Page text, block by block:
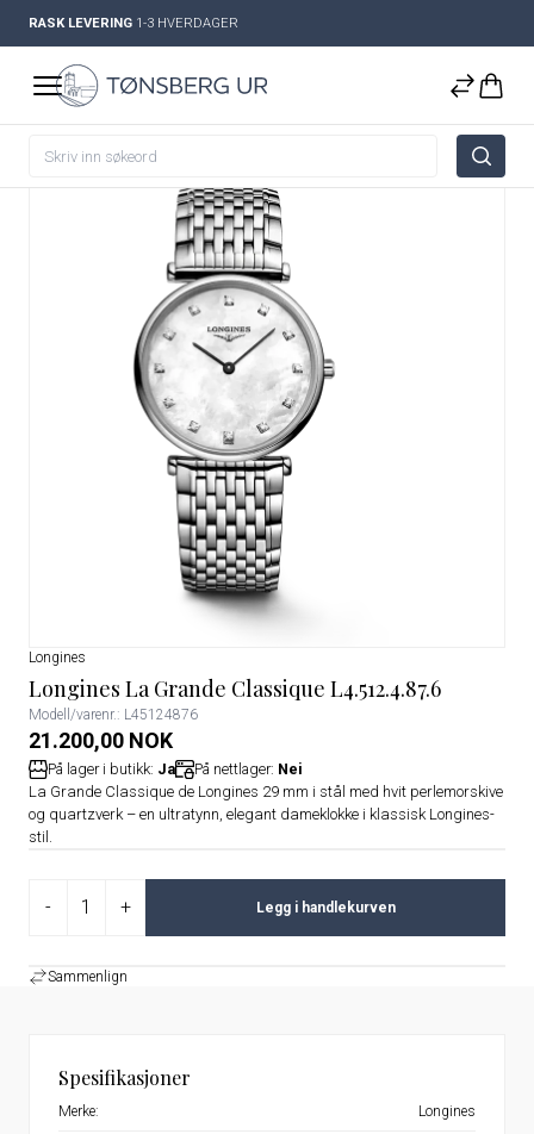
RASK LEVERING 1-3 HVERDAGER
Longines
Longines La Grande Classique L4.512.4.87.6
Modell/varenr.: L45124876
21.200,00 NOK
På lager i butikk: Ja På nettlager: Nei
La Grande Classique de Longines 29 mm i stål med hvit perlemorskive
og quartzverk – en ultratynn, elegant dameklokke i klassisk Longines-
stil.
- + Legg i handlekurven
Sammenlign
Spesifikasjoner
Merke: Longines